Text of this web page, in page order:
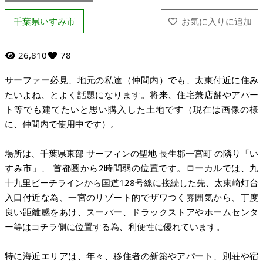
千葉県いすみ市
26,810 78
サーファー必見、地元の私達（仲間内）でも、太東付近に住み
たいよね、とよく話題になります。将来、住宅兼店舗やアパー
ト等でも建てたいと思い購入した土地です（現在は画像の様
に、仲間内で使用中です）。
場所は、千葉県東部 サーフィンの聖地 長生郡一宮町 の隣り「い
すみ市」、 首都圏から2時間弱の位置です。ローカルでは、九
十九里ビーチラインから国道128号線に接続した先、太東崎灯台
入口付近な為、一宮のリゾート的でザワつく雰囲気から、丁度
良い距離感をあけ、スーパー、ドラックストアやホームセンタ
ー等はコチラ側に位置する為、利便性に優れています。
特に海近エリアは、年々、移住者の新築やアパート、別荘や宿